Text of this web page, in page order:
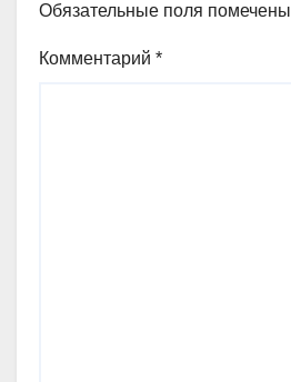
Обязательные поля помечены
Комментарий *